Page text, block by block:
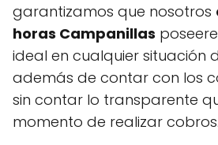
garantizamos que nosotros
horas Campanillas
ideal en cualquier situación
además de contar con los
sin contar lo transparente
momento de realizar cobros.